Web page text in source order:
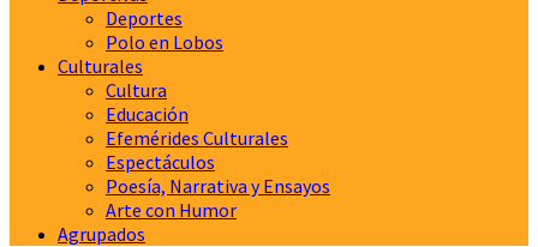
Deportes
Polo en Lobos
Culturales
Cultura
Educación
Efemérides Culturales
Espectáculos
Poesía, Narrativa y Ensayos
Arte con Humor
Agrupados